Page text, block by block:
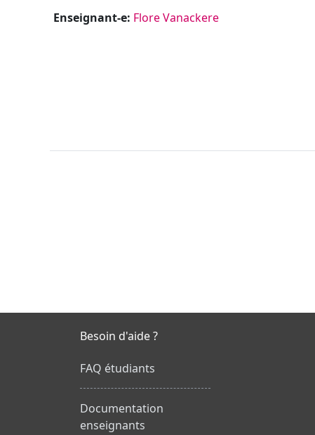
Enseignant-e: Flore Vanackere
Besoin d'aide ?
FAQ étudiants
Documentation
enseignants